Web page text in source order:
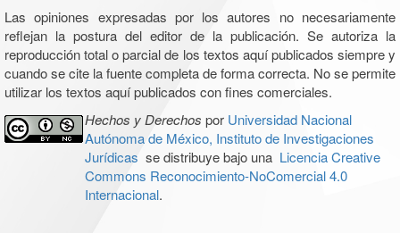
Las opiniones expresadas por los autores no necesariamente
reflejan la postura del editor de la publicación. Se autoriza la
reproducción total o parcial de los textos aquí publicados siempre y
cuando se cite la fuente completa de forma correcta. No se permite
utilizar los textos aquí publicados con fines comerciales.
Hechos y Derechos por Universidad Nacional
Autónoma de México, Instituto de Investigaciones
Jurídicas se distribuye bajo una Licencia Creative
Commons Reconocimiento-NoComercial 4.0
Internacional.